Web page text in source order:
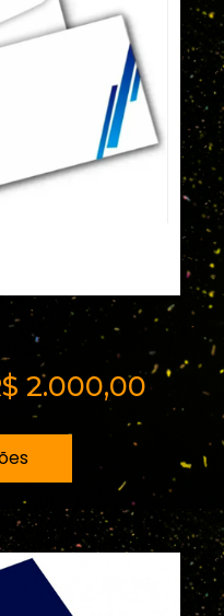
2.000,00